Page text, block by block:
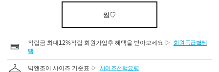
찜♡
적립금 최대12%적립 회원가입후 혜택을 받아보세요 ▷
회원등급별혜
택
빅앤조이 사이즈 기준표 ▷ 사이즈선택요령